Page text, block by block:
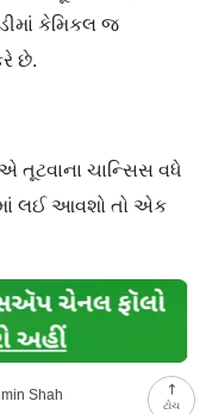
ટોચ
કેમિકલ જ
છે.
તૂટવાના ચાન્સિસ વધે
લઈ આવશો તો એક
Shah